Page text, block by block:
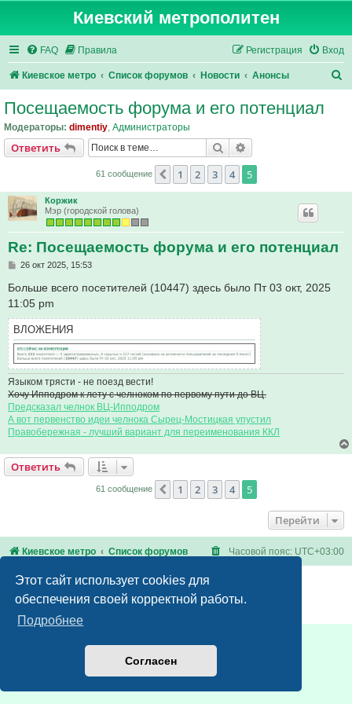
Этот сайт использует cookies для
обеспечения своей корректной работы.
Подробнее
Согласен
Киевский метрополитен
FAQ Правила Вход
Регистрация
Киевское метро Список форумов Новости Анонсы
Посещаемость форума и его потенциал
Модераторы: dimentiy, Администраторы
Ответить Поиск
61 сообщение Пред.
1 2 3 4 5
Коржик
Мэр (городской голова)
Re: Посещаемость форума и его потенциал
С
о
б
щ
н
и
е
26 окт 2025, 15:53
Больше всего посетителей (10447) здесь было Пт 03 окт, 2025
11:05 pm
ВЛОЖЕНИЯ
Языком трясти - не поезд вести!
Хочу Ипподром к лету с челноком по первому пути до ВЦ.
Предсказал челнок ВЦ-Ипподром
А вот первенство идеи челнока Сырец-Мостицкая упустил
Правобережная - лучший вариант для переименования ККЛ
Ответить
61 сообщение Пред.
1 2 3 4 5
Перейти
Киевское метро Список форумов Часовой пояс: UTC+03:00
Создано на основеphpBB® Forum Software © phpBB Limited
Русская поддержка phpBB
Конфиденциальность
|